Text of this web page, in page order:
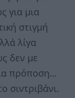
για μια
στιγμή
λίγα
δεν με
πρόποση…
σιντριβάνι.